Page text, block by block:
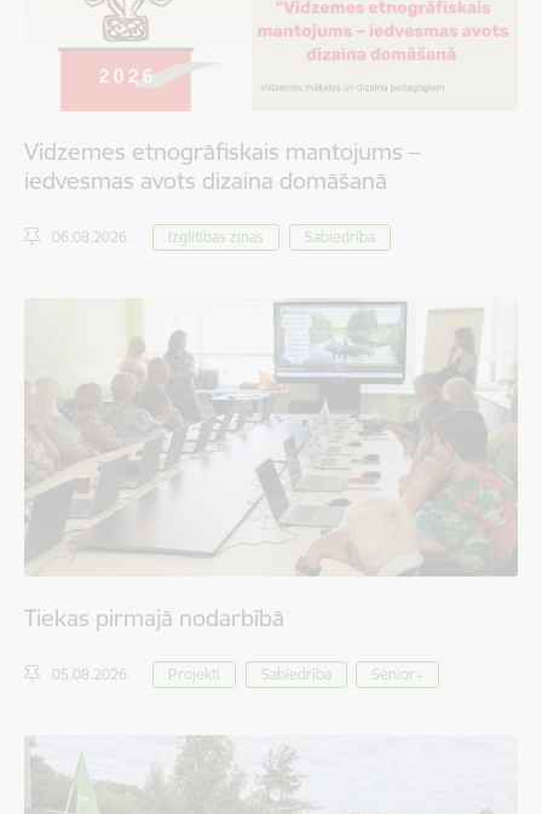
Vidzemes etnogrāfiskais mantojums –
iedvesmas avots dizaina domāšanā
06.08.2026. Izglītības ziņas Sabiedrība
Tiekas pirmajā nodarbībā
05.08.2026. Projekti Sabiedrība Senior+